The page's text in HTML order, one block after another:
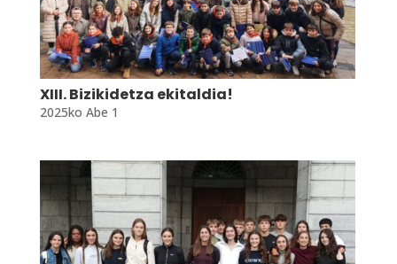
XIII. Bizikidetza ekitaldia!
2025ko Abe 1